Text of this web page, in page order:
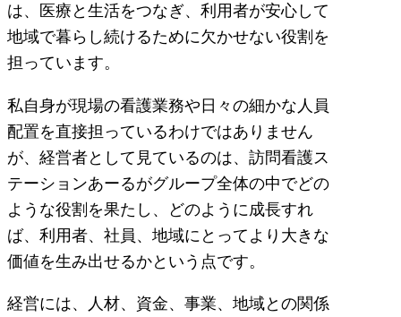
は、医療と生活をつなぎ、利用者が安心して
地域で暮らし続けるために欠かせない役割を
担っています。
私自身が現場の看護業務や日々の細かな人員
配置を直接担っているわけではありません
が、経営者として見ているのは、訪問看護ス
テーションあーるがグループ全体の中でどの
ような役割を果たし、どのように成長すれ
ば、利用者、社員、地域にとってより大きな
価値を生み出せるかという点です。
経営には、人材、資金、事業、地域との関係